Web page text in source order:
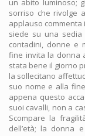
un abito luminoso;
sorriso che rivolge
applauso commenta
siede su una
contadini, donne e
fine invita la donna
stata bene il giorno
la sollecitano
suo nome e alla
appena questo
suoi cavalli, non a
Scompare la
dell’età; la donna